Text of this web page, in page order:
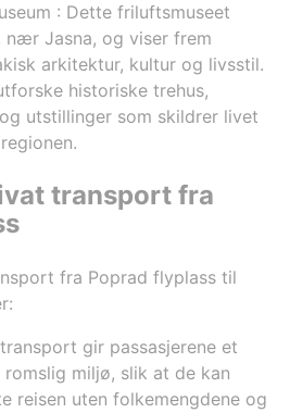
: Dette friluftsmuseet
nær Jasna, og viser frem
arkitektur, kultur og livsstil.
historiske trehus,
utstillinger som skildrer livet
transport fra
fra Poprad flyplass til
gir passasjerene et
miljø, slik at de kan
reisen uten folkemengdene og